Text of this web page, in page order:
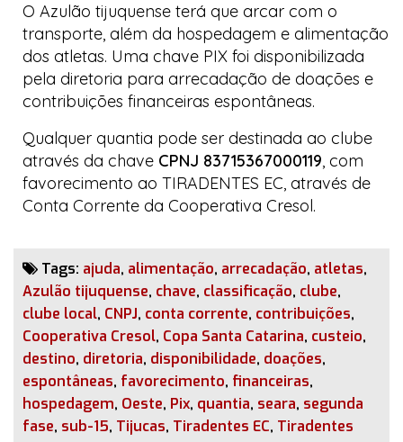
O Azulão tijuquense terá que arcar com o
transporte, além da hospedagem e alimentação
dos atletas. Uma chave PIX foi disponibilizada
pela diretoria para arrecadação de doações e
contribuições financeiras espontâneas.
Qualquer quantia pode ser destinada ao clube
através da chave CPNJ 83715367000119, com
favorecimento ao TIRADENTES EC, através de
Conta Corrente da Cooperativa Cresol.
Tags: ajuda, alimentação, arrecadação, atletas,
Azulão tijuquense, chave, classificação, clube,
clube local, CNPJ, conta corrente, contribuições,
Cooperativa Cresol, Copa Santa Catarina, custeio,
destino, diretoria, disponibilidade, doações,
espontâneas, favorecimento, financeiras,
hospedagem, Oeste, Pix, quantia, seara, segunda
fase, sub-15, Tijucas, Tiradentes EC, Tiradentes